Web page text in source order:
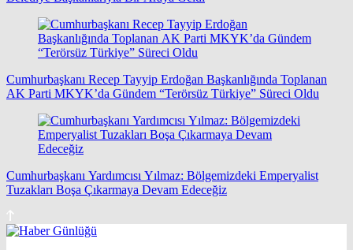
Cumhurbaşkanı Recep Tayyip Erdoğan Başkanlığında Toplanan
AK Parti MKYK’da Gündem “Terörsüz Türkiye” Süreci Oldu
Cumhurbaşkanı Yardımcısı Yılmaz: Bölgemizdeki Emperyalist
Tuzakları Boşa Çıkarmaya Devam Edeceğiz